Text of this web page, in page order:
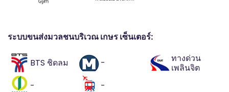
ระบบขนส่งมวลชนบริเวณ เกษร เซ็นเตอร์:
BTS ชิดลม -
ทางด่วน
เพลินจิต
-
-